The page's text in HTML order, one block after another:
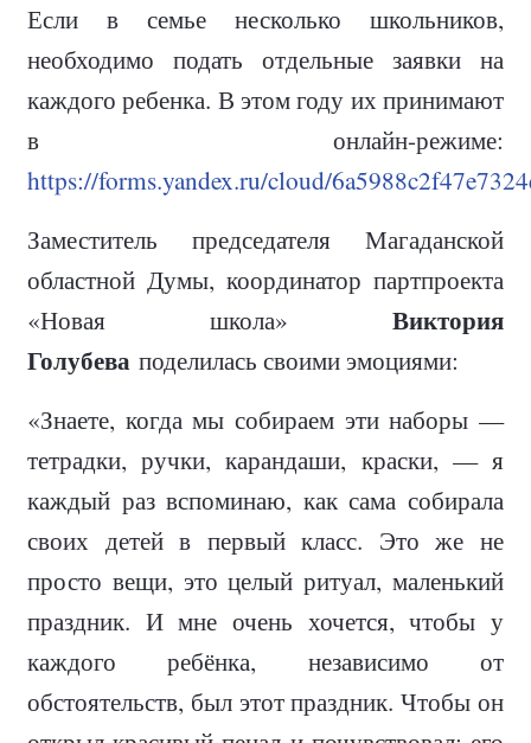
Если в семье несколько школьников,
необходимо подать отдельные заявки на
каждого ребенка. В этом году их принимают
в онлайн-режиме:
https://forms.yandex.ru/cloud/
Заместитель председателя Магаданской
областной Думы, координатор партпроекта
«Новая школа» Виктория
Голубева поделилась своими эмоциями:
«Знаете, когда мы собираем эти наборы —
тетрадки, ручки, карандаши, краски, — я
каждый раз вспоминаю, как сама собирала
своих детей в первый класс. Это же не
просто вещи, это целый ритуал, маленький
праздник. И мне очень хочется, чтобы у
каждого ребёнка, независимо от
обстоятельств, был этот праздник. Чтобы он